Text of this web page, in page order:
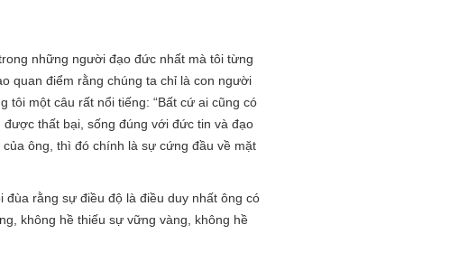
những người đạo đức nhất mà tôi từng
quan điểm rằng chúng ta chỉ là con người
tôi một câu rất nổi tiếng: “Bất cứ ai cũng có
thất bại, sống đúng với đức tin và đạo
ông, thì đó chính là sự cứng đầu về mặt
rằng sự điều độ là điều duy nhất ông có
không hề thiếu sự vững vàng, không hề